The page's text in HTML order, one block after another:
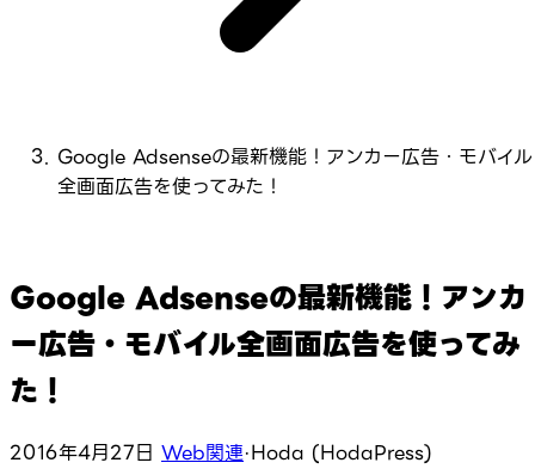
Google Adsenseの最新機能！アンカー広告・モバイル
全画面広告を使ってみた！
Google Adsenseの最新機能！アンカ
ー広告・モバイル全画面広告を使ってみ
た！
2016年4月27日 Web関連·Hoda (HodaPress)